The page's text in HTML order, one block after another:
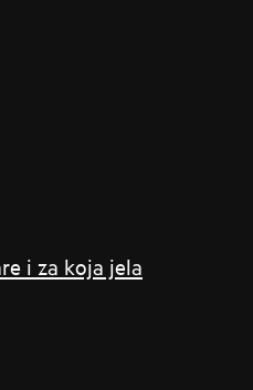
i za koja jela